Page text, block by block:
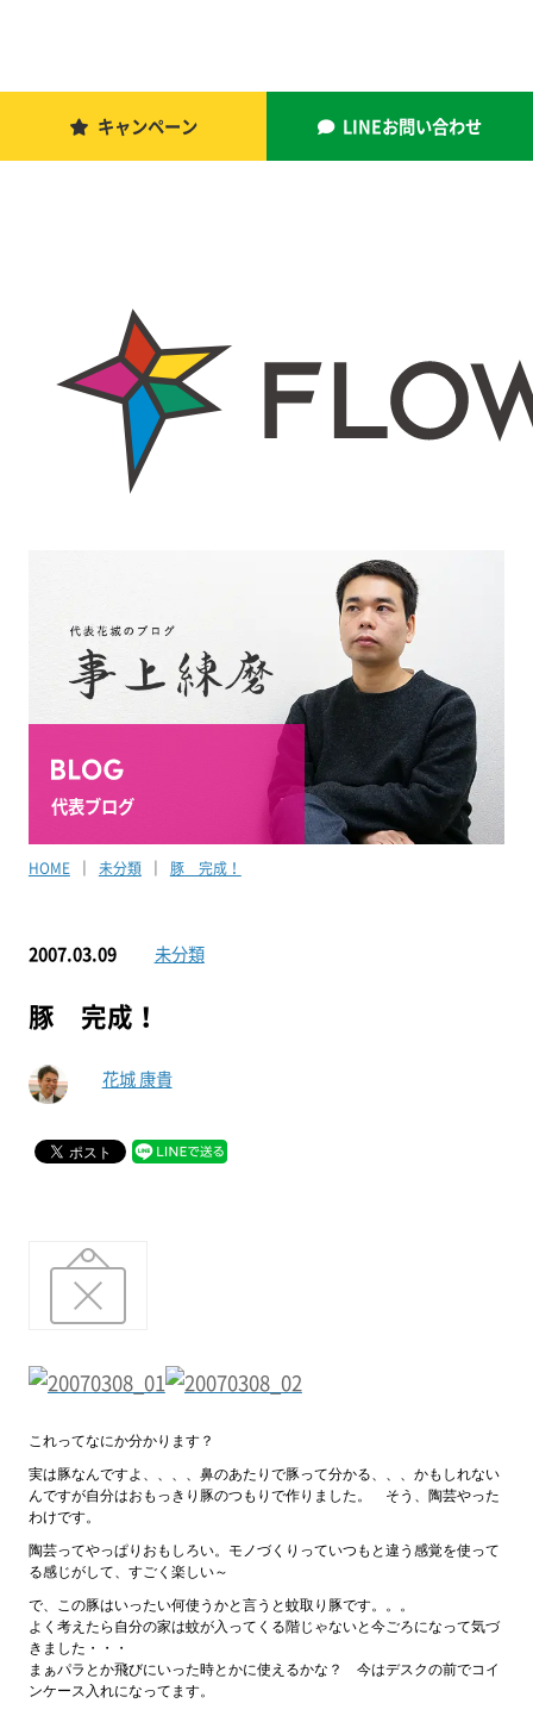
キャンペーン LINEお問い合わせ
代表ブログ
HOME 未分類 豚 完成！
2007.03.09 未分類
豚 完成！
花城 康貴
これってなにか分かります？
実は豚なんですよ、、、、鼻のあたりで豚って分かる、、、かもしれない
んですが自分はおもっきり豚のつもりで作りました。 そう、陶芸やった
わけです。
陶芸ってやっぱりおもしろい。モノづくりっていつもと違う感覚を使って
る感じがして、すごく楽しい～
で、この豚はいったい何使うかと言うと蚊取り豚です。。。
よく考えたら自分の家は蚊が入ってくる階じゃないと今ごろになって気づ
きました・・・
まぁパラとか飛びにいった時とかに使えるかな？ 今はデスクの前でコイ
ンケース入れになってます。